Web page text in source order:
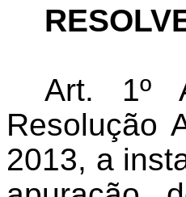
Art. 1º
Resolução
2013, a